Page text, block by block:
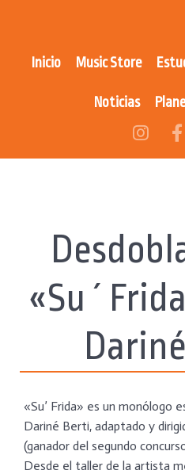
Inicio Music Store
Noticias
«Su ´
«Su’ Frida» es un monólogo
Dariné Berti, adaptado y
(ganador del segundo
Desde el taller de la artista